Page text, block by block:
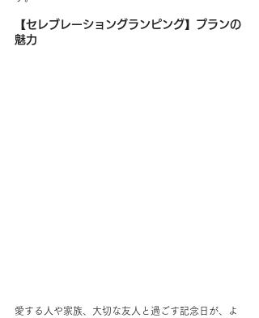
【セレブレーショングランピング】プランの
魅力
愛する人や家族、大切な友人と過ごす記念日が、よ